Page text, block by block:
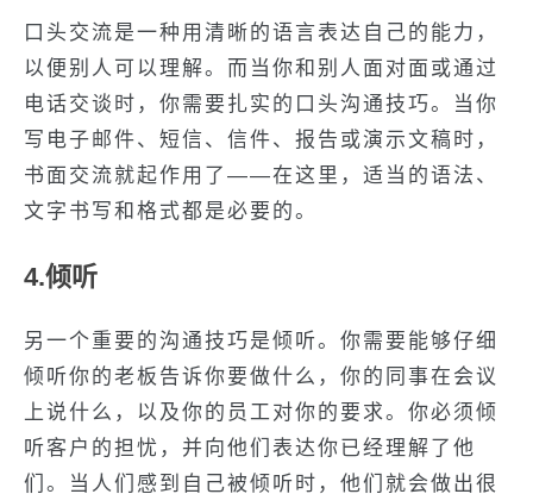
口头交流是一种用清晰的语言表达自己的能力，
以便别人可以理解。而当你和别人面对面或通过
电话交谈时，你需要扎实的口头沟通技巧。当你
写电子邮件、短信、信件、报告或演示文稿时，
书面交流就起作用了——在这里，适当的语法、
文字书写和格式都是必要的。
4.倾听
另一个重要的沟通技巧是倾听。你需要能够仔细
倾听你的老板告诉你要做什么，你的同事在会议
上说什么，以及你的员工对你的要求。你必须倾
听客户的担忧，并向他们表达你已经理解了他
们。当人们感到自己被倾听时，他们就会做出很